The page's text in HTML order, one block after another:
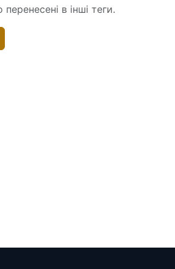
в інші теги.